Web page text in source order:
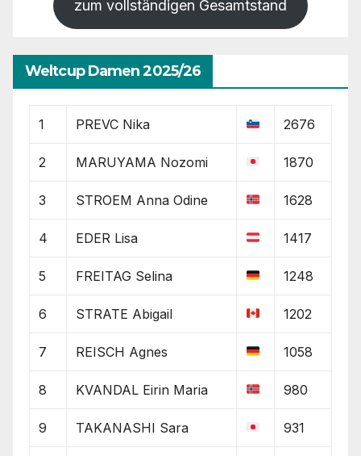
zum vollständigen Gesamtstand
Weltcup Damen 2025/26
1 PREVC Nika 2676
2 MARUYAMA Nozomi 1870
3 STROEM Anna Odine 1628
4 EDER Lisa 1417
5 FREITAG Selina 1248
6 STRATE Abigail 1202
7 REISCH Agnes 1058
8 KVANDAL Eirin Maria 980
9 TAKANASHI Sara 931